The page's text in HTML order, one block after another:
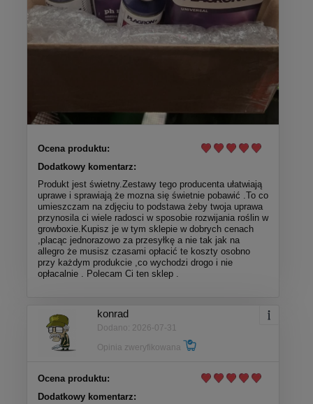
Ocena produktu:
Dodatkowy komentarz:
Produkt jest świetny.Zestawy tego producenta ułatwiają
uprawe i sprawiają że mozna się świetnie pobawić .To co
umieszczam na zdjęciu to podstawa żeby twoja uprawa
przynosila ci wiele radosci w sposobie rozwijania roślin w
growboxie.Kupisz je w tym sklepie w dobrych cenach
,placąc jednorazowo za przesyłkę a nie tak jak na
allegro że musisz czasami opłacić te koszty osobno
przy każdym produkcie ,co wychodzi drogo i nie
opłacalnie . Polecam Ci ten sklep .
konrad
Dodano: 2026-07-31
Opinia zweryfikowana
Ocena produktu:
Dodatkowy komentarz: